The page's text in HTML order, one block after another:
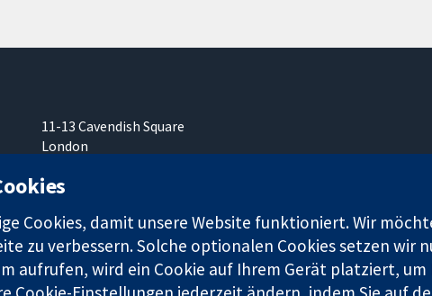
11-13 Cavendish Square
London
Vereinigtes Königreich
Cookies, damit unsere Website funktioniert. Wir
zu verbessern. Solche optionalen Cookies setzen wir
aufrufen, wird ein Cookie auf Ihrem Gerät platziert,